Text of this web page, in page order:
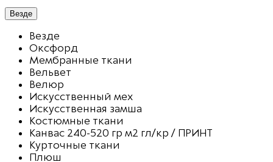
Везде
Везде
Оксфорд
Мембранные ткани
Вельвет
Велюр
Искусственный мех
Искусственная замша
Костюмные ткани
Канвас 240-520 гр м2 гл/кр / ПРИНТ
Курточные ткани
Плюш